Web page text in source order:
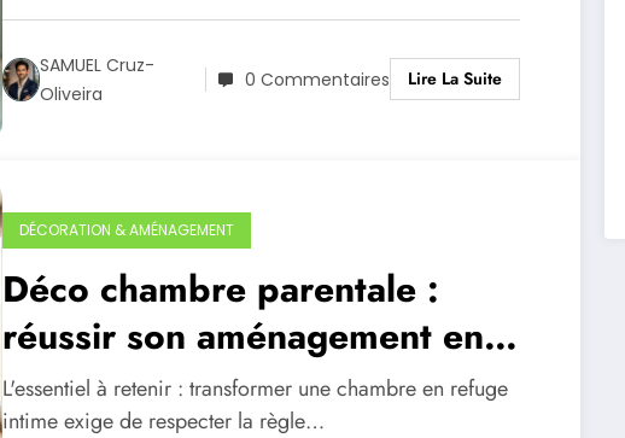
SAMUEL Cruz-
Oliveira
0 Commentaires Lire La Suite
DÉCORATION & AMÉNAGEMENT
Déco chambre parentale :
réussir son aménagement en
2026
L'essentiel à retenir : transformer une chambre en refuge
intime exige de respecter la règle…